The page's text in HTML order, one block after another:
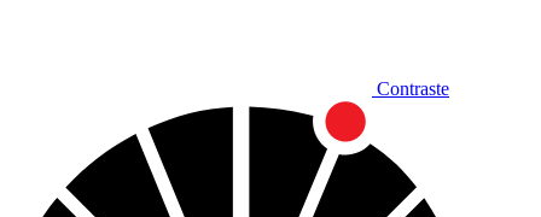
Contraste